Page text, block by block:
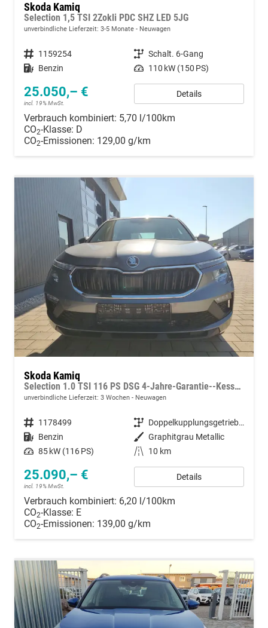
Skoda Kamiq
Selection 1,5 TSI 2Zokli PDC SHZ LED 5JG
unverbindliche Lieferzeit: 3-5 Monate Neuwagen
Fahrzeugnummer 1159254 Getriebe Schalt. 6-Gang
Kraftstoff Benzin Leistung 110 kW (150 PS)
25.050,– €
incl. 19% MwSt.
Details
Verbrauch kombiniert: 5,70 l/100km
CO2-Klasse: D
CO2-Emissionen: 129,00 g/km
Skoda Kamiq
Selection 1.0 TSI 116 PS DSG 4-Jahre-Garantie--Kessy-16" Alu-2-Zonen-Climatronic-Tempomat-LED-AppleCarPlay-AndroidAuto-Rückfahrkamera-2xPDC
unverbindliche Lieferzeit: 3 Wochen Neuwagen
Fahrzeugnummer 1178499 Getriebe
Doppelkupplungsgetriebe (DSG)
Kraftstoff Benzin Außenfarbe Graphitgrau Metallic
Leistung 85 kW (116 PS) Kilometerstand 10 km
25.090,– €
incl. 19% MwSt.
Details
Verbrauch kombiniert: 6,20 l/100km
CO2-Klasse: E
CO2-Emissionen: 139,00 g/km